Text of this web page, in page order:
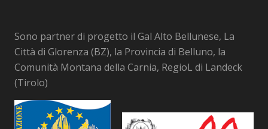
Sono partner di progetto il Gal Alto Bellunese, La
Città di Glorenza (BZ), la Provincia di Belluno, la
Comunità Montana della Carnia, RegioL di Landeck
(Tirolo)